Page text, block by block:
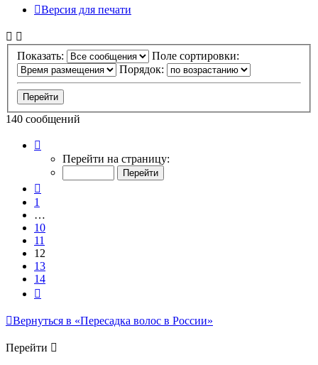
Версия для печати
Показать:
Поле сортировки:
Порядок:
140 сообщений
12
Перейти на страницу:
1
…
10
11
12
13
14
Вернуться в «Пересадка волос в России»
Перейти